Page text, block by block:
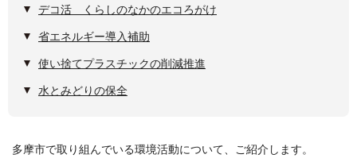
デコ活 くらしのなかのエコろがけ
省エネルギー導入補助
使い捨てプラスチックの削減推進
水とみどりの保全
多摩市で取り組んでいる環境活動について、ご紹介します。